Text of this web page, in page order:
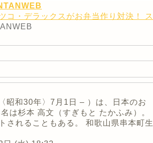
コ・デラックスがお弁当作り対決！ ス
昭和30年〉7月1日 – ）は、日本のお
は杉本 高文（すぎもと たかふみ）。
されることもある。 和歌山県串本町生